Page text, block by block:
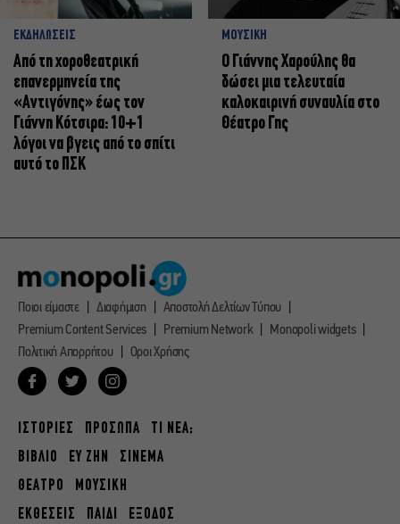
ΕΚΔΗΛΩΣΕΙΣ
Από τη χοροθεατρική
επανερμηνεία της
«Αντιγόνης» έως τον
Γιάννη Κότσιρα: 10+1
λόγοι να βγεις από το σπίτι
αυτό το ΠΣΚ
ΜΟΥΣΙΚΗ
Ο Γιάννης Χαρούλης θα
δώσει μια τελευταία
καλοκαιρινή συναυλία στο
Θέατρο Γης
Ποιοι είμαστε Διαφήμιση
Αποστολή Δελτίων Τύπου
Premium Content Services
Premium Network
Monopoli widgets
Πολιτική Απορρήτου
Οροι Χρήσης
ΙΣΤΟΡΙΕΣ ΠΡΟΣΩΠΑ
ΤΙ ΝΕΑ;
ΒΙΒΛΙΟ
ΕΥ ΖΗΝ
ΣΙΝΕΜΑ
ΘΕΑΤΡΟ
ΜΟΥΣΙΚΗ
ΕΚΘΕΣΕΙΣ
ΠΑΙΔΙ ΕΞΟΔΟΣ